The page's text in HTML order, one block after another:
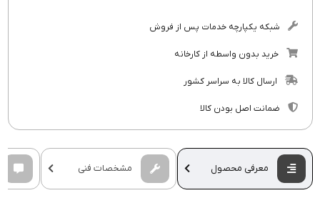
شبکه یکپارچه خدمات پس از فروش
خرید بدون واسطه از کارخانه
ارسال کالا به سراسر کشور
ضمانت اصل بودن کالا
معرفی محصول مشخصات فنی